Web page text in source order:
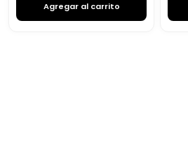
Agregar al carrito